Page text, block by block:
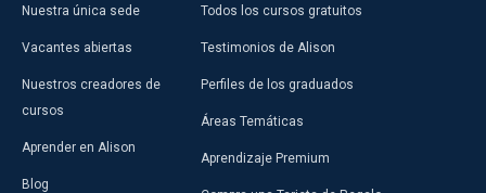
Nuestra única sede
Vacantes abiertas
Nuestros creadores de
cursos
Aprender en Alison
Blog
Todos los cursos gratuitos
Testimonios de Alison
Perfiles de los graduados
Áreas Temáticas
Aprendizaje Premium